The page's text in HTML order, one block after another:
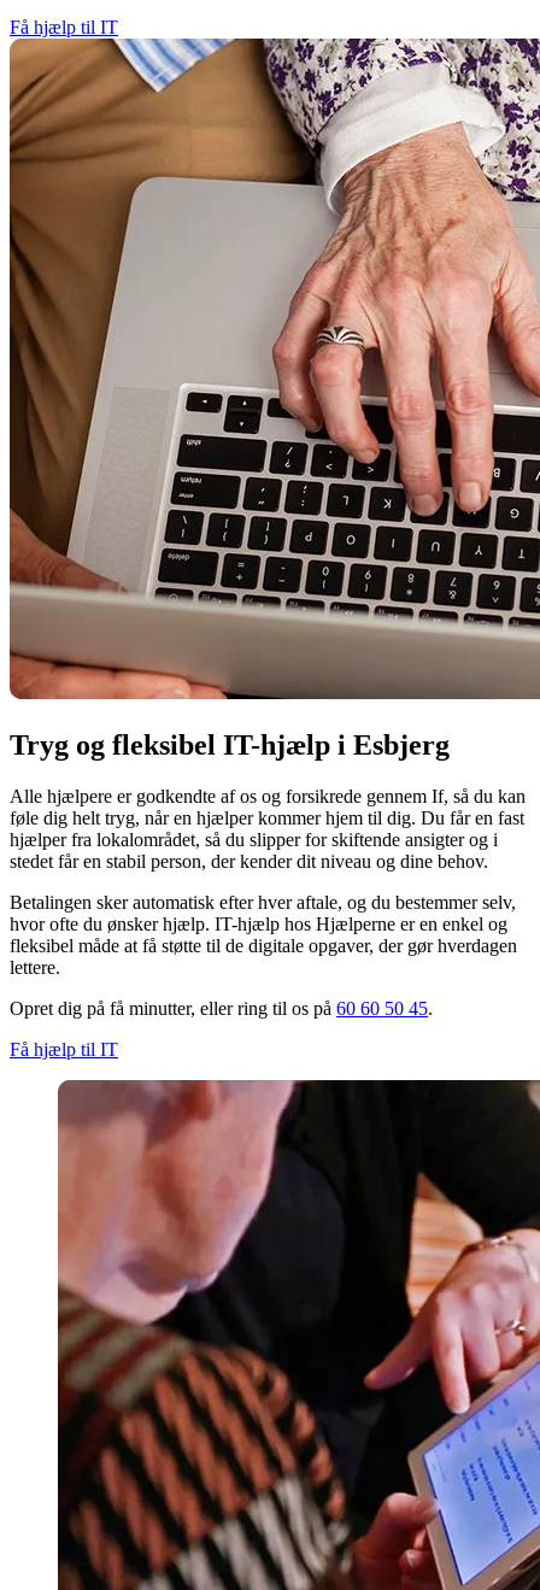
Få hjælp til IT
Tryg og fleksibel IT-hjælp i Esbjerg
Alle hjælpere er godkendte af os og forsikrede gennem If, så du kan
føle dig helt tryg, når en hjælper kommer hjem til dig. Du får en fast
hjælper fra lokalområdet, så du slipper for skiftende ansigter og i
stedet får en stabil person, der kender dit niveau og dine behov.
Betalingen sker automatisk efter hver aftale, og du bestemmer selv,
hvor ofte du ønsker hjælp. IT-hjælp hos Hjælperne er en enkel og
fleksibel måde at få støtte til de digitale opgaver, der gør hverdagen
lettere.
Opret dig på få minutter, eller ring til os på 60 60 50 45.
Få hjælp til IT